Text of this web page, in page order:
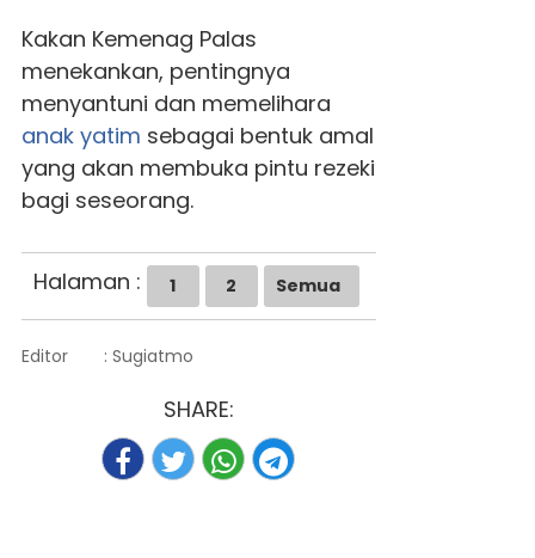
Kakan Kemenag Palas
menekankan, pentingnya
menyantuni dan memelihara
anak yatim sebagai bentuk amal
yang akan membuka pintu rezeki
bagi seseorang.
Halaman : 1 2 Semua
Editor : Sugiatmo
SHARE: